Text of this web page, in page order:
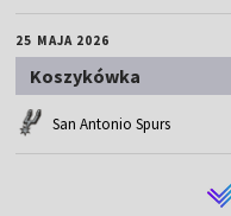
25 MAJA 2026
Koszykówka
San Antonio Spurs